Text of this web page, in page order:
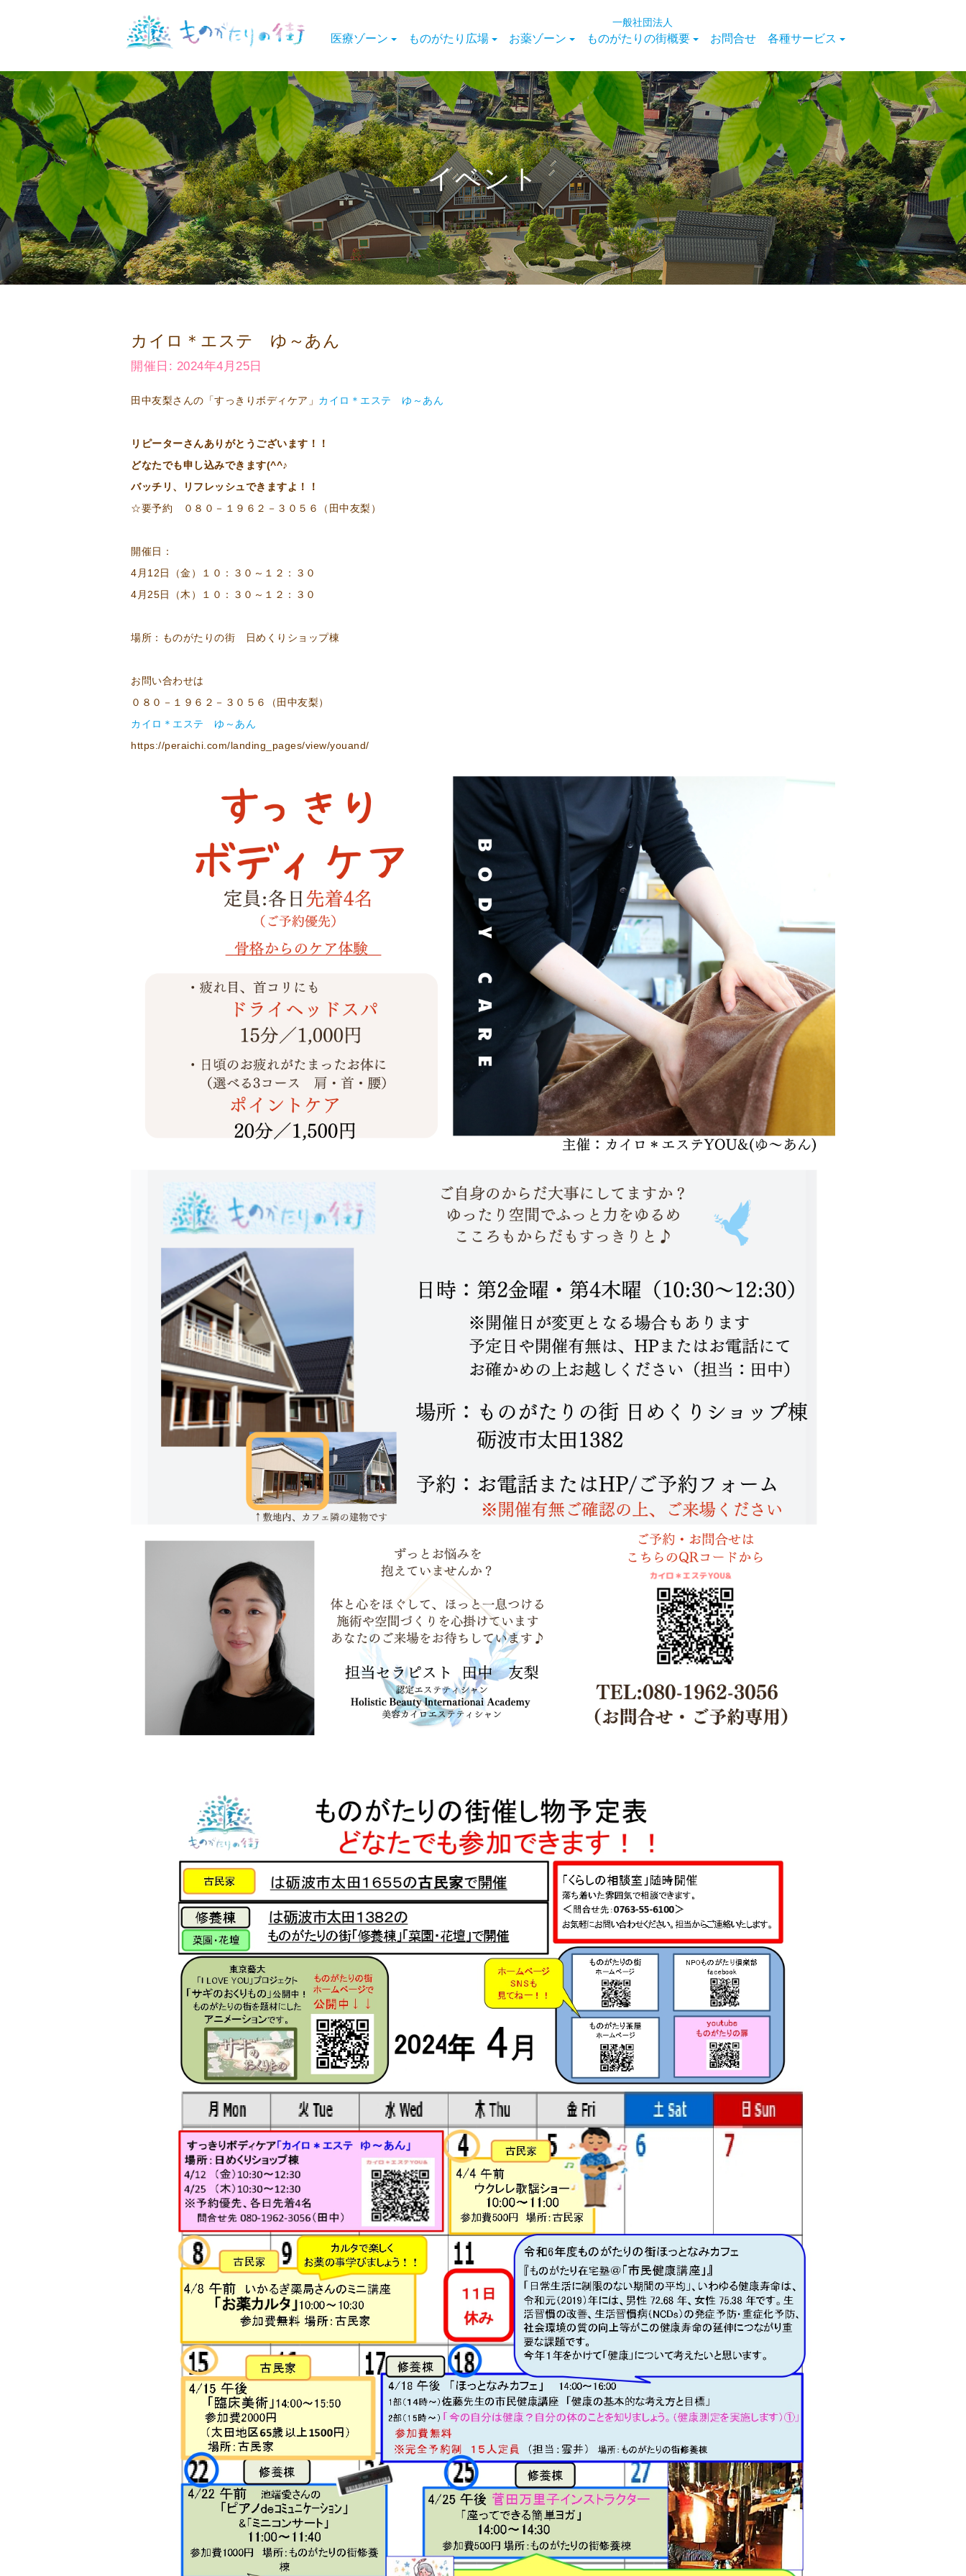
医療ゾーン ものがたり広場 お薬ゾーン
一般社団法人
ものがたりの街概要 お問合せ 各種サービス
イベント
カイロ＊エステ ゆ～あん
開催日: 2024年4月25日
田中友梨さんの「すっきりボディケア」 カイロ＊エステ ゆ～あん
リピーターさんありがとうございます！！
どなたでも申し込みできます(^^♪
バッチリ、リフレッシュできますよ！！
☆要予約 ０８０－１９６２－３０５６（田中友梨）
開催日：
4月12日（金）１０：３０～１２：３０
4月25日（木）１０：３０～１２：３０
場所：ものがたりの街 日めくりショップ棟
お問い合わせは
０８０－１９６２－３０５６（田中友梨）
カイロ＊エステ ゆ～あん
https://peraichi.com/landing_pages/view/youand/